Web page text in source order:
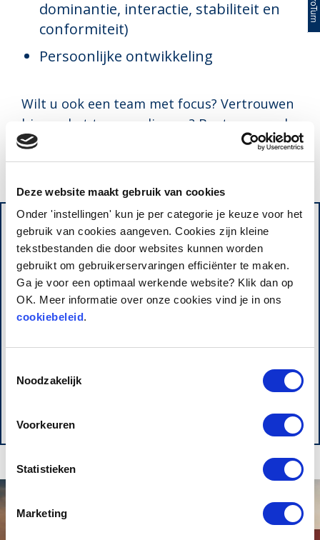
Deze website maakt gebruik van cookies
Onder 'instellingen' kun je per categorie je keuze voor het
gebruik van cookies aangeven. Cookies zijn kleine
tekstbestanden die door websites kunnen worden
gebruikt om gebruikerservaringen efficiënter te maken.
Ga je voor een optimaal werkende website? Klik dan op
OK. Meer informatie over onze cookies vind je in ons
cookiebeleid.
Noodzakelijk
Voorkeuren
Statistieken
Marketing
dominantie, interactie, stabiliteit en
conformiteit)
Persoonlijke ontwikkeling
Wilt u ook een team met focus? Vertrouwen
binnen het team realiseren? Bent u op zoek
naar een team dat effectief besluiten kan
nemen?
ProTurn bespreekt graag
met u de mogelijkheden
voor een succesvolle
Academy binnen uw